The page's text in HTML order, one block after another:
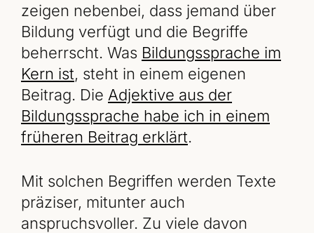
zeigen nebenbei, dass jemand über
Bildung verfügt und die Begriffe
beherrscht. Was Bildungssprache im
Kern ist, steht in einem eigenen
Beitrag. Die Adjektive aus der
Bildungssprache habe ich in einem
früheren Beitrag erklärt.
Mit solchen Begriffen werden Texte
präziser, mitunter auch
anspruchsvoller. Zu viele davon